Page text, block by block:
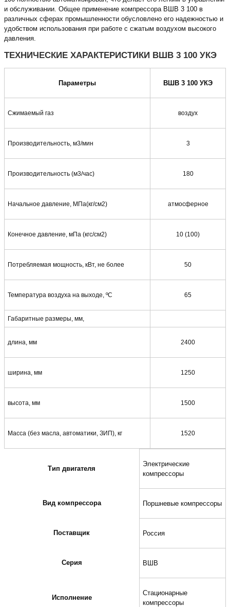
и обслуживании. Общее применение компрессора ВШВ 3 100 в
различных сферах промышленности обусловлено его надежностью и
удобством использования при работе с сжатым воздухом высокого
давления.
ТЕХНИЧЕСКИЕ ХАРАКТЕРИСТИКИ ВШВ 3 100 УКЭ
Параметры ВШВ 3 100 УКЭ
Сжимаемый газ воздух
Производительность, м3/мин 3
Производительность (м3/час) 180
Начальное давление, МПа(кг/см2) атмосферное
Конечное давление, мПа (кгс/см2) 10 (100)
Потребляемая мощность, кВт, не более 50
Температура воздуха на выходе, ºС 65
Габаритные размеры, мм,
длина, мм 2400
ширина, мм 1250
высота, мм 1500
Масса (без масла, автоматики, ЗИП), кг 1520
Тип двигателя
Электрические
компрессоры
Вид компрессора Поршневые компрессоры
Поставщик Россия
Серия ВШВ
Исполнение
Стационарные
компрессоры